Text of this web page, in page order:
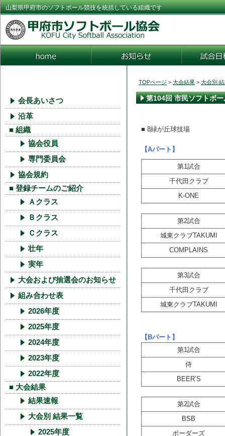
山梨県甲府市のソフトボール競技を統括している組織です
TOPページ > 大会結果 > 大会別
第104回 市民ソフトボ
■ 8緑が丘球技場
【Aパート】
第1試合
千代田クラブ
K-ONE
第2試合
城東クラブTAKUMI
COMPLAINS
第3試合
千代田クラブ
城東クラブTAKUMI
【Bパート】
第1試合
侍
BEER’S
第2試合
BSB
ボーダーズ
会長あいさつ
沿革
■ 組織
協会役員
専門委員会
協会規約
■ 登録チームのご紹介
Ａクラス
Ｂクラス
Ｃクラス
壮年
実年
大会および抽選会のお知らせ
組み合わせ表
2026年度
2025年度
2024年度
2023年度
2022年度
■ 大会結果
結果速報
大会別 結果一覧
2025年度